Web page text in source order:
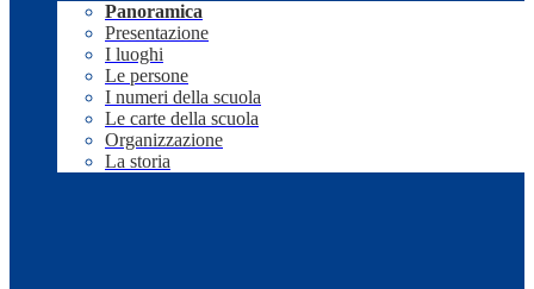
Panoramica
Presentazione
I luoghi
Le persone
I numeri della scuola
Le carte della scuola
Organizzazione
La storia